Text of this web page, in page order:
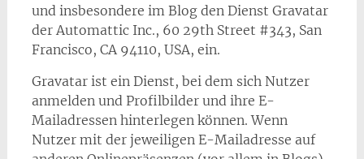
und insbesondere im Blog den Dienst Gravatar
der Automattic Inc., 60 29th Street #343, San
Francisco, CA 94110, USA, ein.
Gravatar ist ein Dienst, bei dem sich Nutzer
anmelden und Profilbilder und ihre E-
Mailadressen hinterlegen können. Wenn
Nutzer mit der jeweiligen E-Mailadresse auf